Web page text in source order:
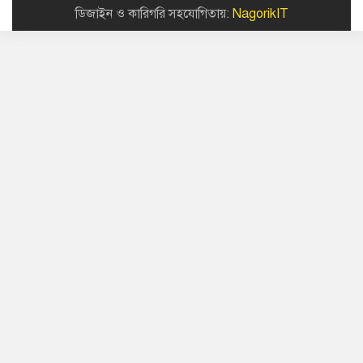
ডিজাইন ও কারিগরি সহযোগিতায়: NagorikIT